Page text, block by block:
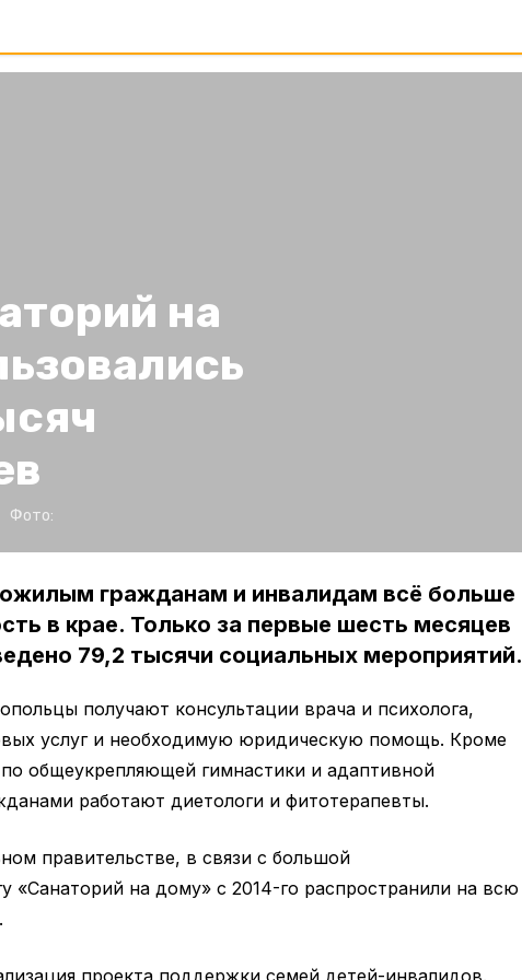
на
Фото:
гражданам и инвалидам всё больше
в крае. Только за первые шесть месяцев
79,2 тысячи социальных мероприятий.
получают консультации врача и психолога,
услуг и необходимую юридическую помощь. Кроме
по общеукрепляющей гимнастики и адаптивной
работают диетологи и фитотерапевты.
правительстве, в связи с большой
«Санаторий на дому» с 2014-го распространили на всю
проекта поддержки семей детей-инвалидов.